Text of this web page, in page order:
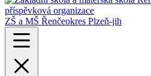
ZŠ a MŠ Řenčeokres Plzeň-jih